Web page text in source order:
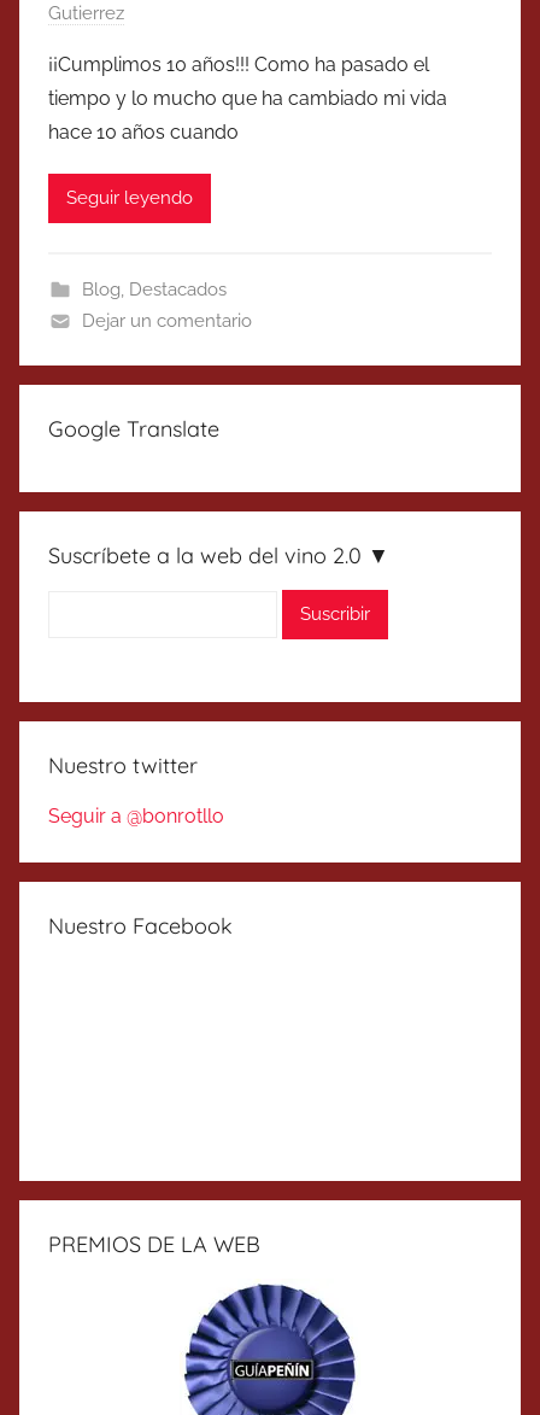
Gutierrez
¡¡Cumplimos 10 años!!! Como ha pasado el
tiempo y lo mucho que ha cambiado mi vida
hace 10 años cuando
Seguir leyendo
Blog, Destacados
Dejar un comentario
Google Translate
Suscríbete a la web del vino 2.0 ▼
Nuestro twitter
Seguir a @bonrotllo
Nuestro Facebook
PREMIOS DE LA WEB